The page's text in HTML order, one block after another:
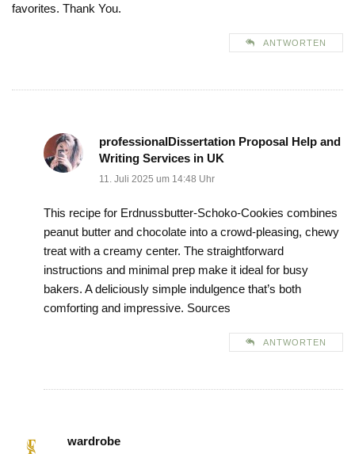
favorites. Thank You.
ANTWORTEN
professionalDissertation Proposal Help and
Writing Services in UK
11. Juli 2025 um 14:48 Uhr
This recipe for Erdnussbutter-Schoko-Cookies combines
peanut butter and chocolate into a crowd‑pleasing, chewy
treat with a creamy center. The straightforward
instructions and minimal prep make it ideal for busy
bakers. A deliciously simple indulgence that’s both
comforting and impressive. Sources
ANTWORTEN
wardrobe